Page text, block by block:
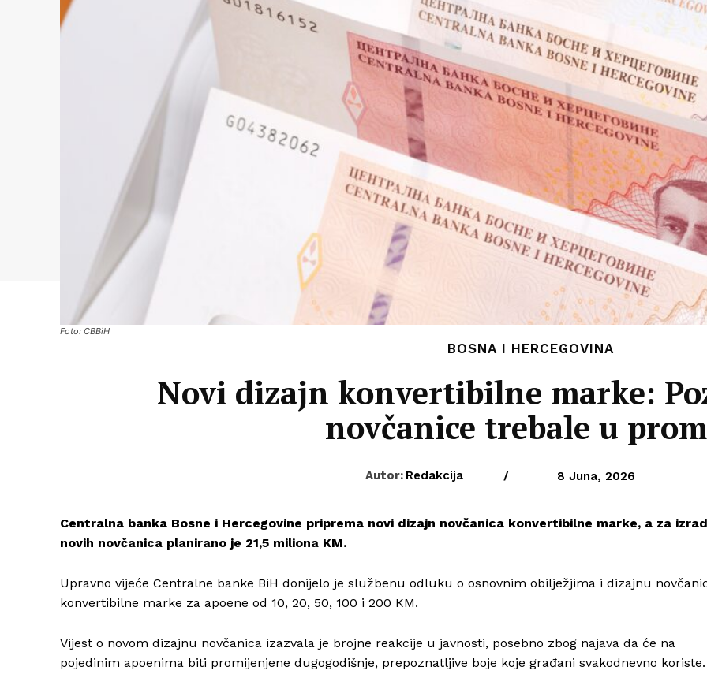
Foto: CBBiH
BOSNA I HERCEGOVINA
Novi dizajn konvertibilne marke:
novčanice trebale u
Autor: Redakcija / 8 Juna, 2026
Centralna banka Bosne i Hercegovine priprema novi dizajn novčanica konvertibilne marke, a za
novih novčanica planirano je 21,5 miliona KM.
Upravno vijeće Centralne banke BiH donijelo je službenu odluku o osnovnim obilježjima i dizajnu
konvertibilne marke za apoene od 10, 20, 50, 100 i 200 KM.
Vijest o novom dizajnu novčanica izazvala je brojne reakcije u javnosti, posebno zbog najava da će na
pojedinim apoenima biti promijenjene dugogodišnje, prepoznatljive boje koje građani svakodnevno koriste.